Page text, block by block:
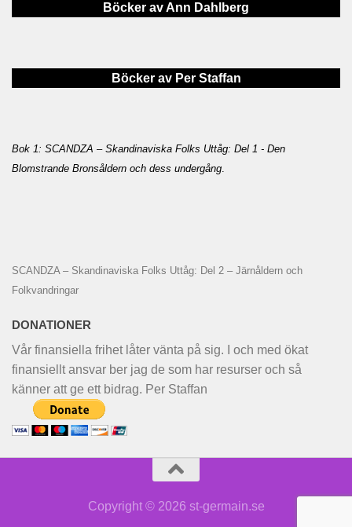
Böcker av Ann Dahlberg
Böcker av Per Staffan
Bok 1: SCANDZA – Skandinaviska Folks Uttåg: Del 1 - Den
Blomstrande Bronsåldern och dess undergång.
SCANDZA – Skandinaviska Folks Uttåg: Del 2 – Järnåldern och
Folkvandringar
DONATIONER
Vår finansiella frihet låter vänta på sig. I och med ökat
finansiellt ansvar ber jag de som har resurser och så
känner att ge ett bidrag. Per Staffan
Copyright © 2026 st-germain.se